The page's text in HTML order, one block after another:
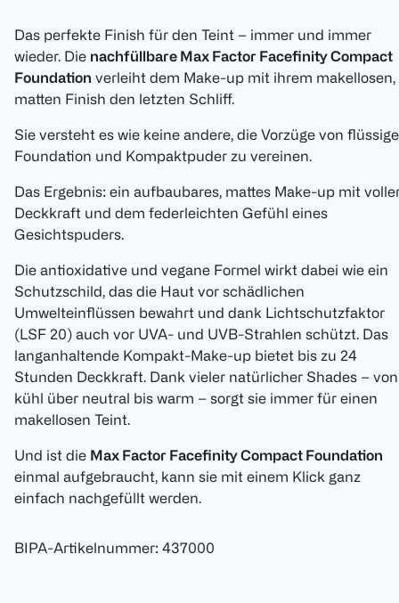
Das perfekte Finish für den Teint – immer und immer
wieder. Die nachfüllbare Max Factor Facefinity Compact
Foundation verleiht dem Make-up mit ihrem makellosen,
matten Finish den letzten Schliff.
Sie versteht es wie keine andere, die Vorzüge von
Foundation und Kompaktpuder zu vereinen.
Das Ergebnis: ein aufbaubares, mattes Make-up mit
Deckkraft und dem federleichten Gefühl eines
Gesichtspuders.
Die antioxidative und vegane Formel wirkt dabei wie ein
Schutzschild, das die Haut vor schädlichen
Umwelteinflüssen bewahrt und dank Lichtschutzfaktor
(LSF 20) auch vor UVA- und UVB-Strahlen schützt. Das
langanhaltende Kompakt-Make-up bietet bis zu 24
Stunden Deckkraft. Dank vieler natürlicher Shades – von
kühl über neutral bis warm – sorgt sie immer für einen
makellosen Teint.
Und ist die Max Factor Facefinity Compact Foundation
einmal aufgebraucht, kann sie mit einem Klick ganz
einfach nachgefüllt werden.
BIPA-Artikelnummer: 437000